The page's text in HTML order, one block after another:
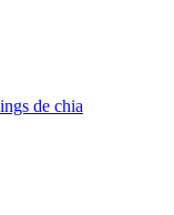
de chia